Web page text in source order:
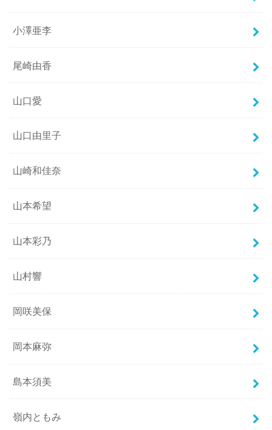
小澤亜李
尾崎由香
山口愛
山口由里子
山崎和佳奈
山本希望
山本彩乃
山村響
岡咲美保
岡本麻弥
島本須美
嶺内ともみ